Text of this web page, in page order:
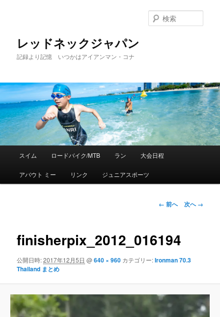
レッドネックジャパン
記録より記憶 いつかはアイアンマン・コナ
索
メ
メ
イ
ン
テ
ン
ツ
スイム ロードバイク/MTB ラン 大会日程
アバウト ミー リンク ジュニアスポーツ
画
ビ
ゲ
シ
ン
← 前へ 次へ →
finisherpix_2012_016194
公開日時:2017年12月5日 @640 × 960 カテゴリー:Ironman 70.3
Thailand まとめ